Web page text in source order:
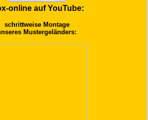
online auf YouTube:
schrittweise Montage
Mustergeländers: